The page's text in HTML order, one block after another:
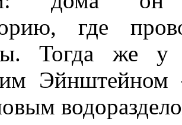
где
Тогда же у
Эйнштейном